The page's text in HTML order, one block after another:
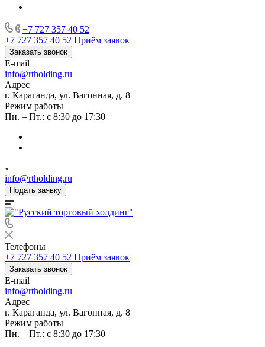
+7 727 357 40 52
+7 727 357 40 52 Приём заявок
Заказать звонок
E-mail
info@rtholding.ru
Адрес
г. Караганда, ул. Вагонная, д. 8
Режим работы
Пн. – Пт.: с 8:30 до 17:30
info@rtholding.ru
Подать заявку
Телефоны
+7 727 357 40 52 Приём заявок
Заказать звонок
E-mail
info@rtholding.ru
Адрес
г. Караганда, ул. Вагонная, д. 8
Режим работы
Пн. – Пт.: с 8:30 до 17:30